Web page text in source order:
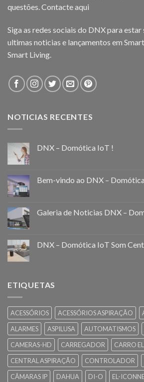
questões. Contacte aqui
Siga as redes sociais do DNX para estar
ultimas noticias e lançamentos em
Smart Living.
NOTICIAS RECENTES
DNX – Domótica IoT !
Bem-vindo ao DNX –
Galeria de Noticias DNX –
DNX – Domótica IoT Som
ETIQUETAS
ACESSÓRIOS ACESSÓRIOS ASPIRAÇÃO
ALARMES
ASPILUSA AUTOMATISMOS
CAMERAS-HD
CARREGADOR CARRO
CENTRAL ASPIRAÇÃO
CONTROLADOR
CÂMARAS IP
DAHUA DI-O
EL-